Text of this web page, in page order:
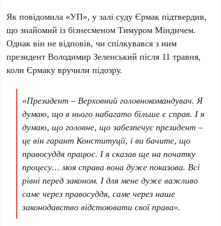
Як повідомила «УП», у залі судуЄрмак підтвердив,
що знайомий із бізнесменомТимуром Міндичем.
Однак він не відповів, чи спілкувався з ним
президентВолодимир Зеленський після 11 травня,
колиЄрмаку вручили підозру.
«Президент – Верховний головнокомандувач. Я
думаю, що в нього набагато більше є справ. І я
думаю, що головне, що забезпечує президент –
це він гарант Конституції, і ви бачите, що
правосуддя працює. І я сказав ще на початку
процесу… моя справа вона дуже показова. Всі
рівні перед законом. І для мене дуже важливо
саме через правосуддя, саме через наше
законодавство відстоювати свої права».